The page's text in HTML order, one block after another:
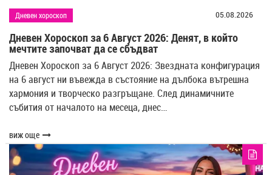
Дневен хороскоп 05.08.2026
Дневен Хороскоп за 6 Август 2026: Денят, в който
мечтите започват да се сбъдват
Дневен Хороскоп за 6 Август 2026: Звездната конфигурация
на 6 август ни въвежда в състояние на дълбока вътрешна
хармония и творческо разгръщане. След динамичните
събития от началото на месеца, днес…
виж още